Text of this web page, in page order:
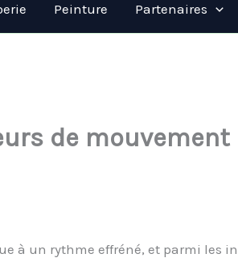
Peinture Partenaires
de mouvement
à un rythme effréné, et parmi les